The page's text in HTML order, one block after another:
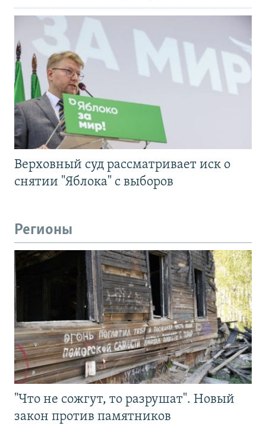
Верховный суд рассматривает иск о
снятии "Яблока" с выборов
Регионы
"Что не сожгут, то разрушат". Новый
закон против памятников